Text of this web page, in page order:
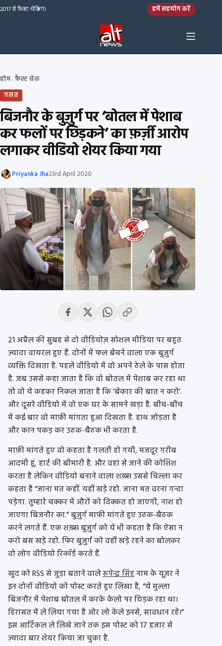
Skip to content
2017 से फ़ैक्ट-चेकिंग। हमें सहयोग करें
होम› फ़ैक्ट चेक
ग़लत
बिजनौर के बुज़ुर्ग पर ‘बोतल में पेशाब
कर फलों पर छिड़कने’ का फ़र्ज़ी आरोप
लगाकर वीडियो शेयर किया गया
Priyanka Jha23rd April 2020
21 अप्रैल की सुबह से दो वीडियोज़ सोशल मीडिया पर बहुत
ज़्यादा वायरल हुए हैं. दोनों में फल बेचने वाला एक बुज़ुर्ग
व्यक्ति दिखता है. पहले वीडियो में वो अपने ठेले के पास होता
है. जब उससे कहा जाता है कि वो बोतल में पेशाब कर रहा था
तो वो ये कहकर निकल जाता है कि ‘बेकार की बात न करो’.
और दूसरे वीडियो में वो एक घर के सामने खड़ा है. बीच-बीच
में कई बार वो माफ़ी मांगता हुआ दिखता है. हाथ जोड़ता है
और कान पकड़ कर उठक-बैठक भी करता है.
माफ़ी मांगते हुए वो कहता है गलती हो गयी, मजदूर गरीब
आदमी हूं, हार्ट की बीमारी है. और वहां से जाने की कोशिश
करता है लेकिन वीडियो बनाने वाला शख़्स उससे चिल्ला कर
कहता है “जाना मत कहीं. यहीं खड़े रहो. जाना मत वरना गन्दा
पड़ेगा. तुम्हारे चक्कर में औरों को दिक्कत हो जाएगी, नाश हो
जाएगा बिजनौर का.” बुज़ुर्ग माफ़ी मांगते हुए उठक-बैठक
करने लगते हैं. एक शख़्स बुज़ुर्ग को ये भी कहता है कि ऐसा न
करो बस खड़े रहो. फिर बुज़ुर्ग को वहीं खड़े रहने का बोलकर
वो लोग वीडियो रिकॉर्ड करते हैं.
खुद को RSS से जुड़ा बताने वालेरूपेन्द्र सिंहनाम के यूज़र ने
इन दोनों वीडियो को पोस्ट करते हुए लिखा है, “ये मुल्ला
बिजनौर में पेशाब बोतल में करके केलो पर छिड़क रहा था।
हिरासत में ले लिया गया है ओर लो केले इनसे, सावधान रहें।”
इस आर्टिकल ले लिखे जाने तक इस पोस्ट को 17 हजार से
ज़्यादा बार शेयर किया जा चुका है.